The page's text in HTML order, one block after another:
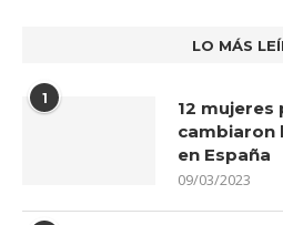
LO MÁS
1
12
cambiaron
en España
09/03/2023